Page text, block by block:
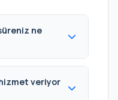
ne
veriyor